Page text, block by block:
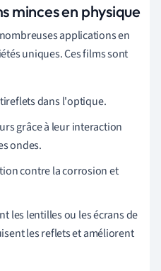
minces en physique
applications en
uniques. Ces films sont
dans l'optique.
grâce à leur interaction
ondes.
contre la corrosion et
les lentilles ou les écrans de
les reflets et améliorent